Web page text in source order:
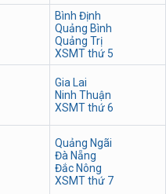
Bình Định
Quảng Bình
Quảng Trị
XSMT thứ 5
Gia Lai
Ninh Thuận
XSMT thứ 6
Quảng Ngãi
Đà Nẵng
Đắc Nông
XSMT thứ 7